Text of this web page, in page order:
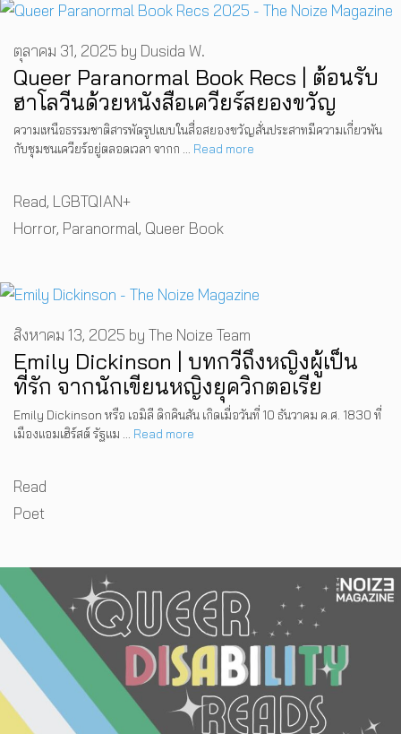
Queer Paranormal Book Recs | ต้อนรับ
ฮาโลวีนด้วยหนังสือเควียร์สยองขวัญ
ตุลาคม 31, 2025 by Dusida W.
ความเหนือธรรมชาติสารพัดรูปแบบในสื่อสยองขวัญสั่นประสาทมีความเกี่ยวพัน
กับชุมชนเควียร์อยู่ตลอดเวลา จากก … Read more
Categories
Read, LGBTQIAN+
Tags
Horror, Paranormal, Queer Book
Emily Dickinson | บทกวีถึงหญิงผู้เป็น
ที่รัก จากนักเขียนหญิงยุควิกตอเรีย
สิงหาคม 13, 2025 by The Noize Team
Emily Dickinson หรือ เอมิลี ดิกคินสัน เกิดเมื่อวันที่ 10 ธันวาคม ค.ศ. 1830 ที่
เมืองแอมเฮิร์สต์ รัฐแม … Read more
Categories
Read
Tags
Poet